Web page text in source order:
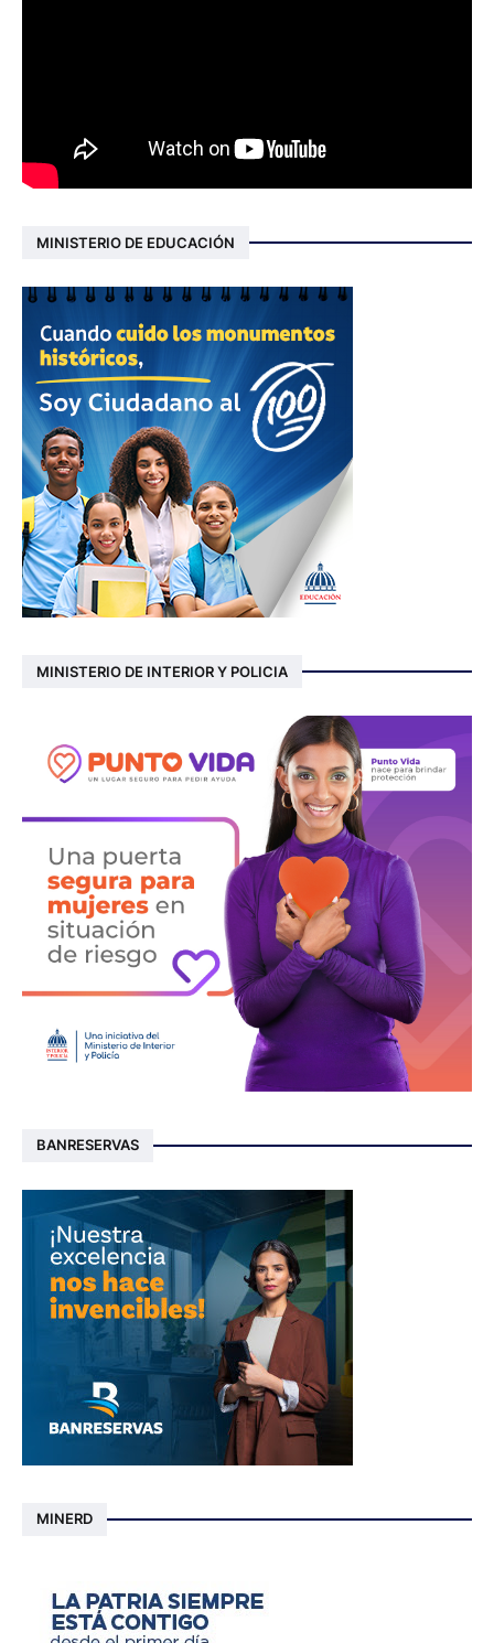
MINISTERIO DE EDUCACIÓN
MINISTERIO DE INTERIOR Y POLICIA
BANRESERVAS
MINERD